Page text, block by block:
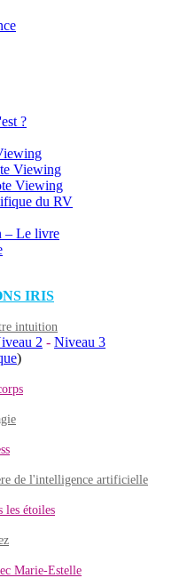
?
Viewing
Viewing
du RV
– Le livre
IRIS
intuition
2 - Niveau 3
)
de l'intelligence artificielle
les étoiles
Marie-Estelle